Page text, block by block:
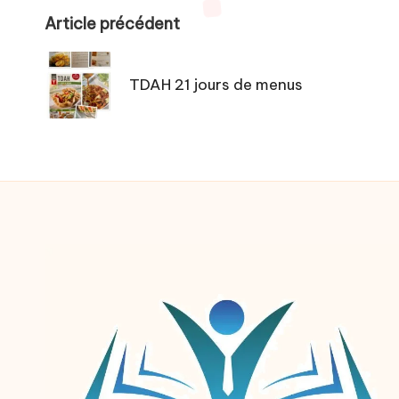
Post
navigation
Article précédent
TDAH 21 jours de menus